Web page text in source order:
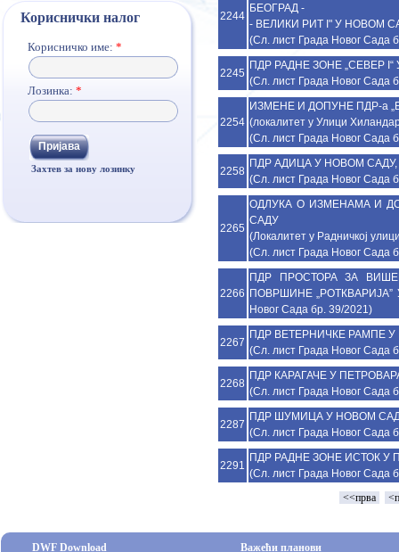
2244
БЕОГРАД -
- ВЕЛИКИ РИТ I" У НОВОМ
(Сл. лист Града Новог Сада
2245
ПДР РАДНЕ ЗОНЕ „СЕВЕР I“
(Сл. лист Града Новог Сада
2254
ИЗМЕНЕ И ДОПУНЕ ПДР-а
(локалитет у Улици
(Сл. лист Града Новог Сада
2258
ПДР АДИЦА У НОВОМ САДУ,
(Сл. лист Града Новог Сада
2265
ОДЛУКА О ИЗМЕНАМА И
САДУ
(Локалитет у Радничкој
(Сл. лист Града Новог Сада
2266
ПДР ПРОСТОРА ЗА
ПОВРШИНЕ „РОТКВАРИЈА”
Новог Сада бр. 39/2021)
2267
ПДР ВЕТЕРНИЧКЕ РАМПЕ У
(Сл. лист Града Новог Сада
2268
ПДР КАРАГАЧЕ У
(Сл. лист Града Новог Сада
2287
ПДР ШУМИЦА У НОВОМ
(Сл. лист Града Новог Сада
2291
ПДР РАДНЕ ЗОНЕ ИСТОК У
(Сл. лист Града Новог Сада
<<прва
Кориснички налог
Корисничко име: *
Лозинка: *
Захтев за нову лозинку
DWF Download Важећи планови